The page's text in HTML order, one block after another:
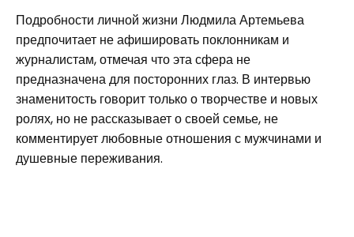
Подробности личной жизни Людмила Артемьева
предпочитает не афишировать поклонникам и
журналистам, отмечая что эта сфера не
предназначена для посторонних глаз. В интервью
знаменитость говорит только о творчестве и новых
ролях, но не рассказывает о своей семье, не
комментирует любовные отношения с мужчинами и
душевные переживания.